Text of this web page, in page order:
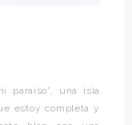
paraíso”, una isla
estoy completa y